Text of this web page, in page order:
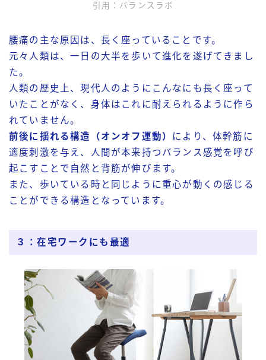
引用：バランスラボ
腰痛の主な原因は、長く座っていることです。
元々人類は、一日の大半を歩いて進化を遂げてきまし
た。
人類の歴史上、現代人のようにこんなにも長く座って
いたことがなく、身体はこれに耐えられるように作ら
れていません。
前後に揺れる構造（オンオフ運動）
により、体幹筋に
適度刺激を与え、人間が本来持つバランス感覚を呼び
起こすことで自然と背筋が伸びます。
また、歩いている時と同じように重心が動くの感じる
ことができる構造となっています。
３：在宅ワークにも最適